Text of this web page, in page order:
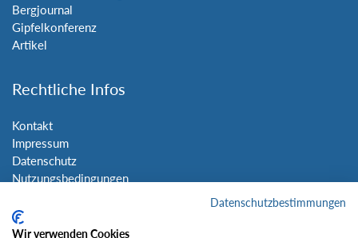
Bergjournal
Gipfelkonferenz
Artikel
Rechtliche Infos
Kontakt
Impressum
Datenschutz
Nutzungsbedingungen
Datenschutzbestimmungen
Wir verwenden Cookies